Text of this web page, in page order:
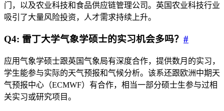
门，以及农业科技和食品供应链管理公司。英国农业科技行业
吸引了大量风险投资，人才需求持续上升。
Q4: 雷丁大学气象学硕士的实习机会多吗？ #
应用气象学硕士跟英国气象局有深度合作，提供数月的实习，
学生能参与实际的天气预报和气候分析。该系还跟欧洲中期天
气预报中心（ECMWF）有合作，相当一部分硕士生参与过相
关实习或研究项目。